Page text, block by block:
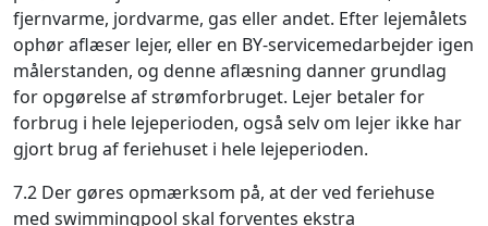
fjernvarme, jordvarme, gas eller andet. Efter lejemålets
ophør aflæser lejer, eller en BY-servicemedarbejder igen
målerstanden, og denne aflæsning danner grundlag
for opgørelse af strømforbruget. Lejer betaler for
forbrug i hele lejeperioden, også selv om lejer ikke har
gjort brug af feriehuset i hele lejeperioden.
7.2 Der gøres opmærksom på, at der ved feriehuse
med swimmingpool skal forventes ekstra